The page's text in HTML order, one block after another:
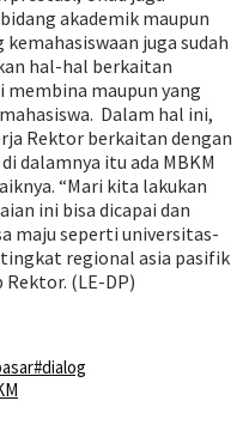
akademik maupun
juga sudah
hal-hal berkaitan
membina maupun yang
Dalam hal ini,
Rektor berkaitan dengan
dalamnya itu ada MBKM
“Mari kita lakukan
ini bisa dicapai dan
maju seperti universitas-
regional asia pasifik
(LE-DP)
#dialog